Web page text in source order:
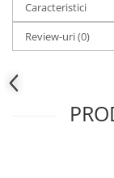
Caracteristici
Review-uri(0)